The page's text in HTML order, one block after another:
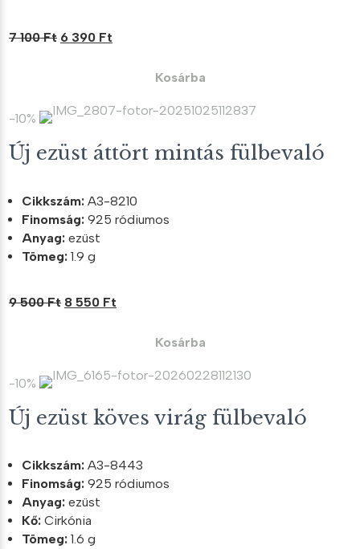
7 100Ft Original
100 Ft.
6 390 Ft
390 Ft.
Kosárba
-10%
Új ezüst áttört mintás fülbevaló
Cikkszám: A3-8210
Finomság: 925 ródiumos
Anyag: ezüst
Tömeg: 1.9 g
9 500Ft Original
500 Ft.
8 550 Ft
550 Ft.
Kosárba
-10%
Új ezüst köves virág fülbevaló
Cikkszám: A3-8443
Finomság: 925 ródiumos
Anyag: ezüst
Kő: Cirkónia
Tömeg: 1.6 g